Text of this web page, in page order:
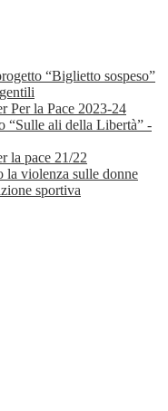
“Biglietto sospeso”
Per la Pace 2023-24
“Sulle ali della Libertà” -
la pace 21/22
la violenza sulle donne
sportiva